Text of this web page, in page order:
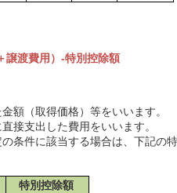
譲渡費用）-特別控除額
額（取得価格）等をいいます。
接支出した費用をいいます。
条件に該当する場合は、下記の
特別控除額